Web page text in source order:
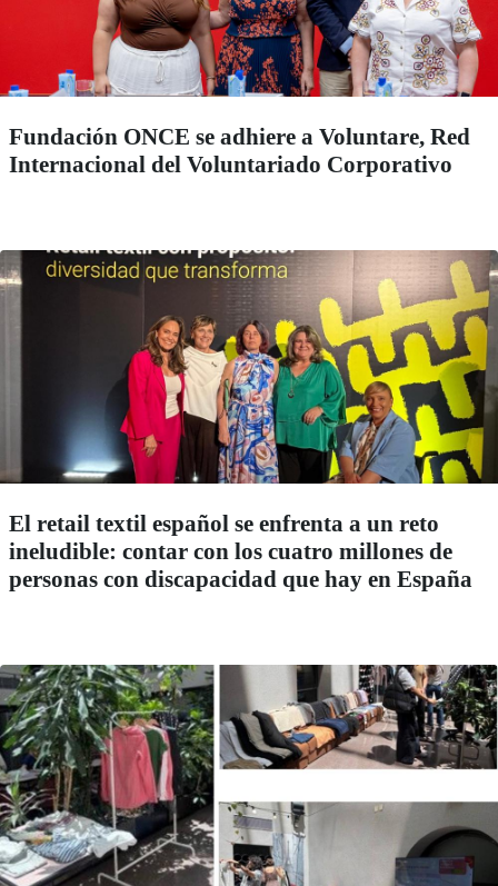
Fundación ONCE se adhiere a Voluntare, Red
Internacional del Voluntariado Corporativo
El retail textil español se enfrenta a un reto
ineludible: contar con los cuatro millones de
personas con discapacidad que hay en España